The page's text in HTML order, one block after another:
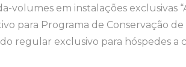
volumes em instalações exclusivas
para Programa de Conservação
regular exclusivo para hóspedes